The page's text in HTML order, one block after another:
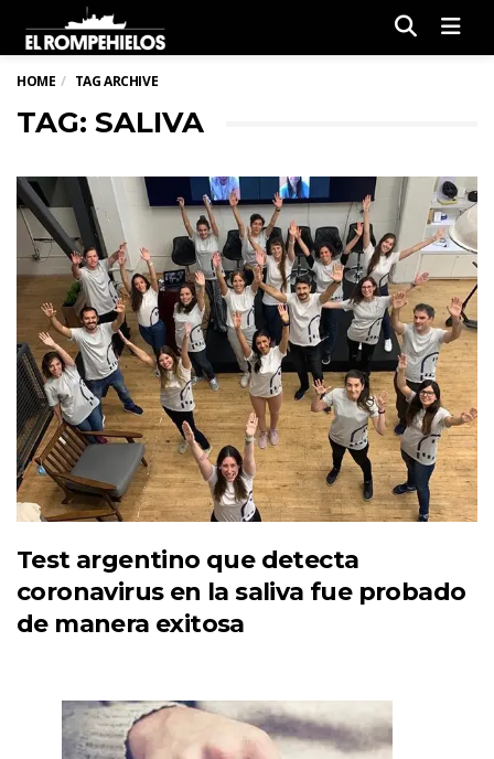
HOME TAG ARCHIVE
TAG: SALIVA
Test argentino que detecta
coronavirus en la saliva fue probado
de manera exitosa